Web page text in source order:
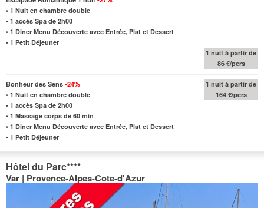
• 1 Nuit en chambre double
• 1 accès Spa de 2h00
• 1 Diner Menu Découverte avec Entrée, Plat et Dessert
• 1 Petit Déjeuner
1 nuit à partir de
86 €/pers
Bonheur des Sens -24%
• 1 Nuit en chambre double
• 1 accès Spa de 2h00
• 1 Massage corps de 60 min
• 1 Diner Menu Découverte avec Entrée, Plat et Dessert
• 1 Petit Déjeuner
1 nuit à partir de
164 €/pers
Hôtel du Parc****
Var | Provence-Alpes-Cote-d'Azur